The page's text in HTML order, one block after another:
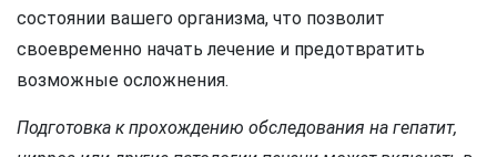
состоянии вашего организма, что позволит
своевременно начать лечение и предотвратить
возможные осложнения.
Подготовка к прохождению обследования на гепатит,